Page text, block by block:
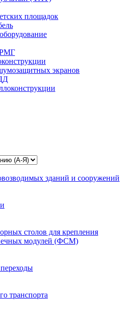
площадок
РМГ
экранов
зданий и сооружений
столов для крепления
модулей (ФСМ)
транспорта